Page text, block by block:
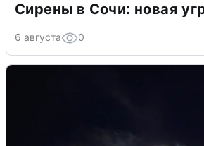
Сирены в Сочи: новая
6 августа 0